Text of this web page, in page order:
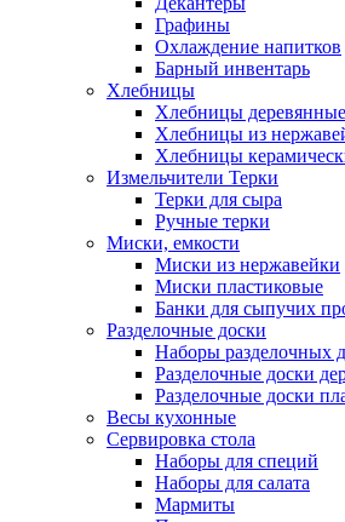
Графины
Охлаждение напитков
Барный инвентарь
Хлебницы
Хлебницы деревянные
Хлебницы из
Хлебницы
Измельчители Терки
Терки для сыра
Ручные терки
Миски, емкости
Миски из нержавейки
Миски пластиковые
Банки для сыпучих
Разделочные доски
Наборы разделочных
Разделочные доски
Разделочные доски
Весы кухонные
Сервировка стола
Наборы для специй
Наборы для салата
Мармиты